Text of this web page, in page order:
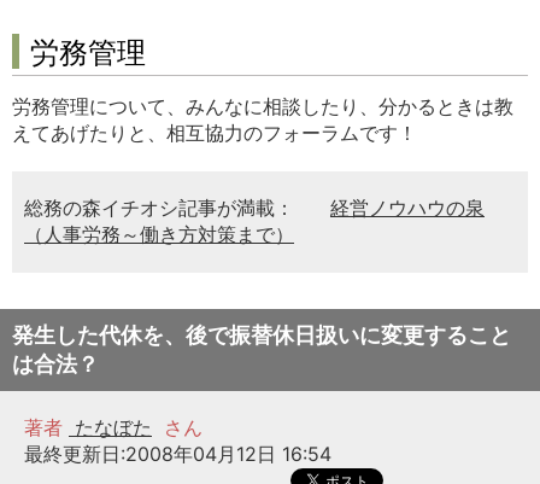
労務管理
労務管理について、みんなに相談したり、分かるときは教
えてあげたりと、相互協力のフォーラムです！
総務の森イチオシ記事が満載：
経営ノウハウの泉
（人事労務～働き方対策まで）
発生した代休を、後で振替休日扱いに変更すること
は合法？
著者 たなぼた
さん
最終更新日:2008年04月12日 16:54